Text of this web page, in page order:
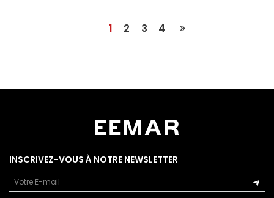
Page
1 contenu
2 contenu
3 contenu
4
Dernière
»
INSCRIVEZ-VOUS À NOTRE NEWSLETTER